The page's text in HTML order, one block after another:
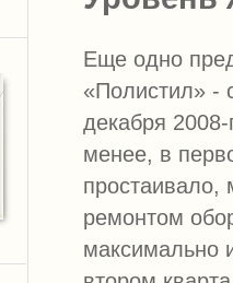
Еще одно
«Полистил» -
декабря
менее, в
простаивало,
ремонтом
максимально